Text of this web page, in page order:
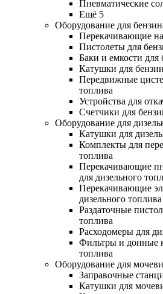
Пневматические
Ещё 5
Оборудование для
Перекачивающие
Пистолеты для
Баки и емкости для
Катушки для
Передвижные
топлива
Устройства для
Счетчики для
Оборудование для
Катушки для
Комплекты для
топлива
Перекачивающие
для дизельного
Перекачивающие
дизельного топлива
Раздаточные
топлива
Расходомеры для
Фильтры и донные
топлива
Оборудование для
Заправочные
Катушки для